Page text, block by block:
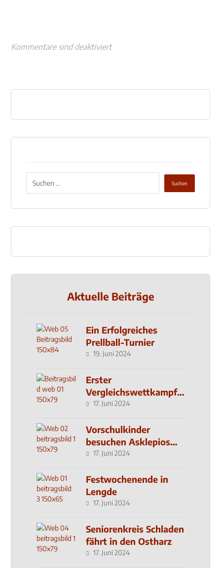
Kommentare sind deaktiviert
Aktuelle Beiträge
Ein Erfolgreiches
Prellball-Turnier
19. Juni 2024
Erster
Vergleichswettkampf
seit 2019
17. Juni 2024
Vorschulkinder
besuchen Asklepios
Klinik
17. Juni 2024
Festwochenende in
Lengde
17. Juni 2024
Seniorenkreis Schladen
fährt in den Ostharz
17. Juni 2024